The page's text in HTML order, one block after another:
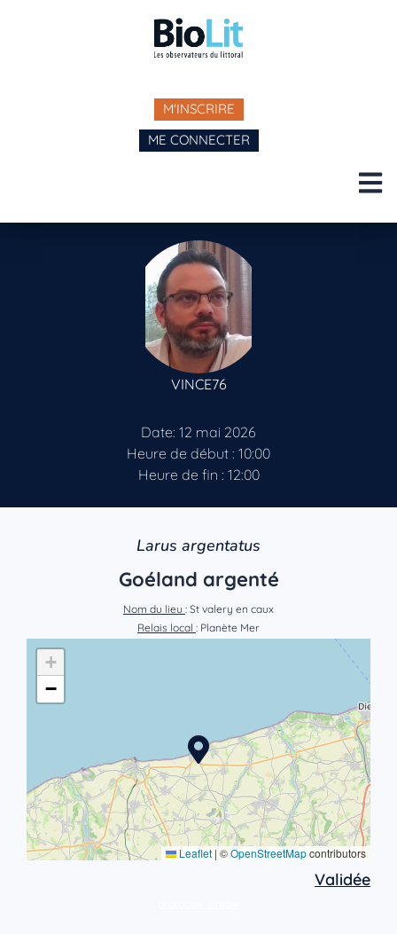
M'INSCRIRE
ME CONNECTER
VINCE76
Date: 12 mai 2026
Heure de début : 10:00
Heure de fin : 12:00
Larus argentatus
Goéland argenté
Nom du lieu : St valery en caux
Relais local : Planète Mer
+
−
Leaflet | ©OpenStreetMapcontributors
Validée